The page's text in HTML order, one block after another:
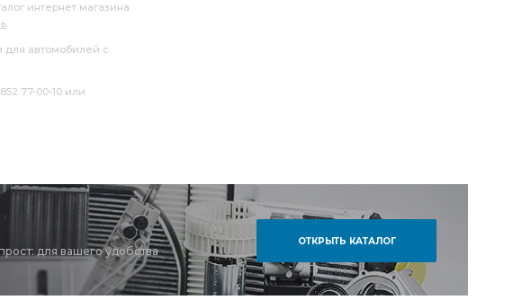
интернет магазина
.
для автомобилей с
77-00-10 или
для вашего удобства
ОТКРЫТЬ КАТАЛОГ